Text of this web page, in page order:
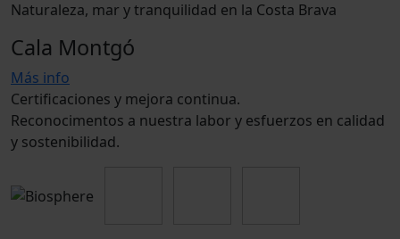
Naturaleza, mar y tranquilidad en la Costa Brava
Cala Montgó
Más info
Certificaciones y mejora continua.
Reconocimentos a nuestra labor y esfuerzos en calidad
y sostenibilidad.